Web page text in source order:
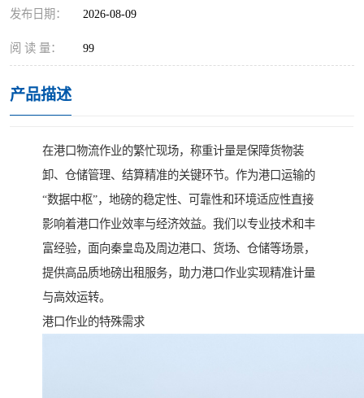
发布日期： 2026-08-09
阅 读 量： 99
产品描述
在港口物流作业的繁忙现场，称重计量是保障货物装
卸、仓储管理、结算精准的关键环节。作为港口运输的
“数据中枢”，地磅的稳定性、可靠性和环境适应性直接
影响着港口作业效率与经济效益。我们以专业技术和丰
富经验，面向秦皇岛及周边港口、货场、仓储等场景，
提供高品质地磅出租服务，助力港口作业实现精准计量
与高效运转。
港口作业的特殊需求